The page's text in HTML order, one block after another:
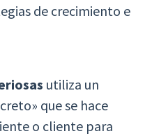
de crecimiento e
utiliza un
que se hace
o cliente para